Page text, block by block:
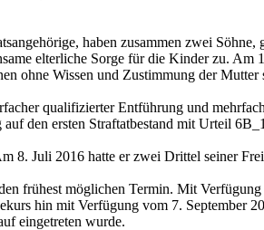
haben zusammen zwei
elterliche Sorge für die Kinder zu.
ohne Wissen und Zustimmung der
qualifizierter Entführung und
den ersten Straftatbestand mit Urteil
Juli 2016 hatte er zwei Drittel seiner
frühest möglichen Termin. Mit
hin mit Verfügung vom 7. September
eingetreten wurde.